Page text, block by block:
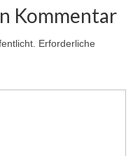
Kommentar
Erforderliche